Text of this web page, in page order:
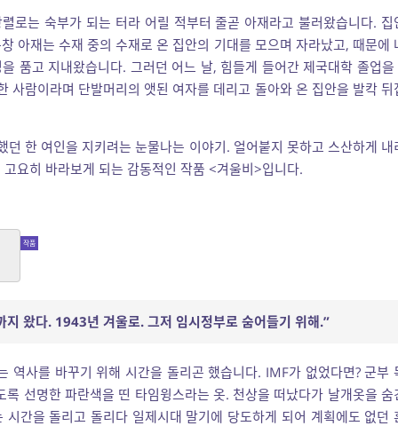
렬로는 숙부가 되는 터라 어릴 적부터 줄곧 아재라고 불러왔습니다. 집
아재는 수재 중의 수재로 온 집안의 기대를 모으며 자라났고, 때문에
품고 지내왔습니다. 그러던 어느 날, 힘들게 들어간 제국대학 졸업을
사람이라며 단발머리의 앳된 여자를 데리고 돌아와 온 집안을 발칵 뒤
한 여인을 지키려는 눈물나는 이야기. 얼어붙지 못하고 스산하게 내
요히 바라보게 되는 감동적인 작품 <겨울비>입니다.
지 왔다. 1943년 겨울로. 그저 임시정부로 숨어들기 위해.”
역사를 바꾸기 위해 시간을 돌리곤 했습니다. IMF가 없었다면? 군부
선명한 파란색을 띤 타임윙스라는 옷. 천상을 떠났다가 날개옷을 숨
간을 돌리고 돌리다 일제시대 말기에 당도하게 되어 계획에도 없던